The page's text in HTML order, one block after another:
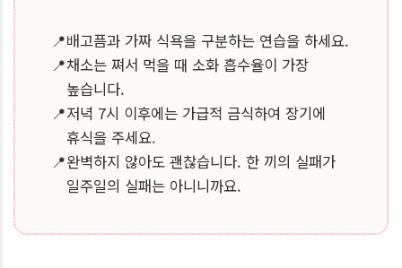
📍배고픔과 가짜 식욕을 구분하는 연습을 하세요.
📍채소는 쪄서 먹을 때 소화 흡수율이 가장
높습니다.
📍저녁 7시 이후에는 가급적 금식하여 장기에
휴식을 주세요.
📍완벽하지 않아도 괜찮습니다. 한 끼의 실패가
일주일의 실패는 아니니까요.